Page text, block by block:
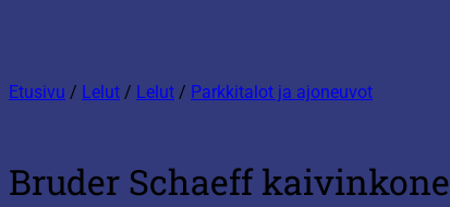
Etusivu / Lelut / Lelut / Parkkitalot ja ajoneuvot
Bruder Schaeff kaivinkone